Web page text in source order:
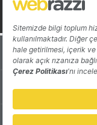
Hakkında
Katkıda Bulun